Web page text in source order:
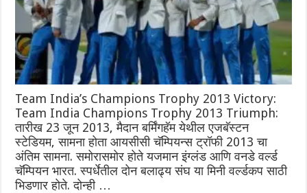
Team India’s Champions Trophy 2013 Victory:
Team India Champions Trophy 2013 Triumph:
तारीख 23 जून 2013, मैदान बर्मिंगहॅम येथील एजबॅस्टन
स्टेडियम, सामना होता आयसीसी चॅम्पियन्स ट्रॉफी 2013 चा
अंतिम सामना. समोरासमोर होते यजमान इंग्लंड आणि वनडे वर्ल्ड
चॅम्पियन भारत. स्पर्धेतील दोन बलाढ्य संघ या मिनी वर्ल्डकप साठी
भिडणार होते. दोन्ही …